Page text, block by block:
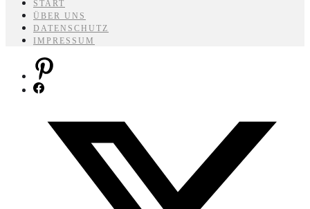
START
ÜBER UNS
DATENSCHUTZ
IMPRESSUM